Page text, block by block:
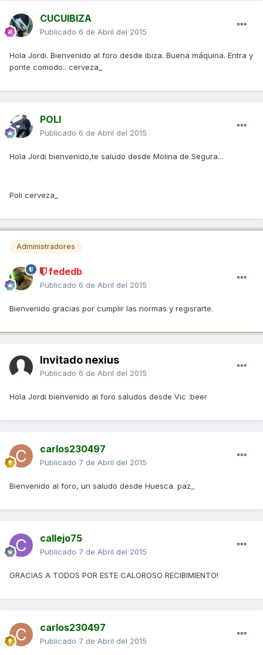
CUCUIBIZA
Publicado 6 de Abril del 2015
Hola Jordi. Bienvenido al foro desde ibiza. Buena máquina. Entra y
ponte comodo.. cerveza_
POLI
Publicado 6 de Abril del 2015
Hola Jordi bienvenido,te saludo desde Molina de Segura...
Poli cerveza_
Administradores
fededb
Publicado 6 de Abril del 2015
Bienvenido gracias por cumplir las normas y regisrarte.
Invitado nexius
Publicado 6 de Abril del 2015
Hola Jordi bienvenido al foro saludos desde Vic :beer
carlos230497
Publicado 7 de Abril del 2015
Bienvenido al foro, un saludo desde Huesca. paz_
callejo75
Publicado 7 de Abril del 2015
GRACIAS A TODOS POR ESTE CALOROSO RECIBIMIENTO!
carlos230497
Publicado 7 de Abril del 2015